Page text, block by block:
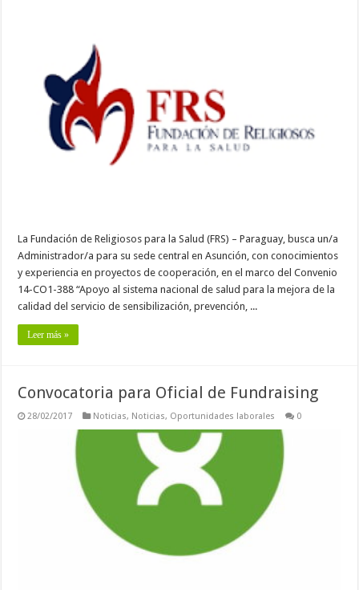
La Fundación de Religiosos para la Salud (FRS) – Paraguay, busca un/a
Administrador/a para su sede central en Asunción, con conocimientos
y experiencia en proyectos de cooperación, en el marco del Convenio
14-CO1-388 “Apoyo al sistema nacional de salud para la mejora de la
calidad del servicio de sensibilización, prevención, ...
Leer más »
Convocatoria para Oficial de Fundraising
28/02/2017 Noticias, Noticias, Oportunidades laborales 0